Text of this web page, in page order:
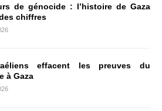
de génocide : l’histoire de Gaza
chiffres
effacent les preuves du
à Gaza